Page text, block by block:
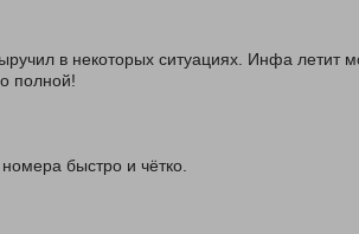
в некоторых ситуациях. Инфа летит
полной!
быстро и чётко.